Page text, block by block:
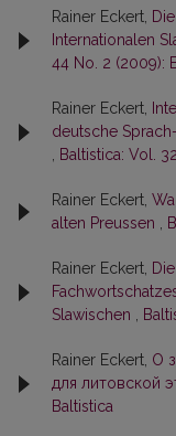
Rainer Eckert,
Internationalen
44 No. 2 (2009):
Rainer Eckert,
deutsche
Baltistica: Vol.
Rainer Eckert,
alten Preussen
Rainer Eckert,
Slawischen
Rainer Eckert, О
для литовской
Baltistica